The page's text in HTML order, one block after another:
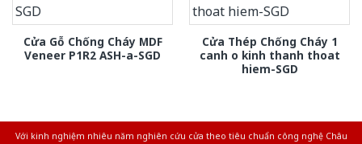
Cửa Gỗ Chống Cháy MDF
Veneer P1R2 ASH-a-SGD
Cửa Thép Chống Cháy 1
canh o kinh thanh thoat
hiem-SGD
Với kinh nghiệm nhiêu năm nghiên cứu cửa theo tiêu chuẩn công nghệ Châu